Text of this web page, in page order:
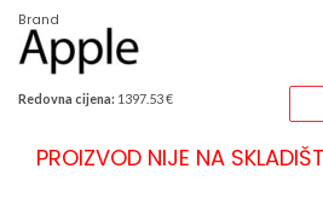
Brand
Redovna cijena: 1397.53 €
PROIZVOD NIJE NA